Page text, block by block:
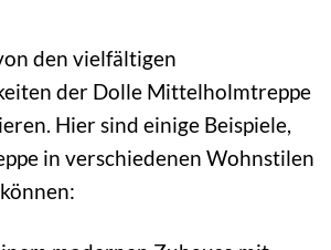
den vielfältigen
der Dolle Mittelholmtreppe
Hier sind einige Beispiele,
in verschiedenen Wohnstilen